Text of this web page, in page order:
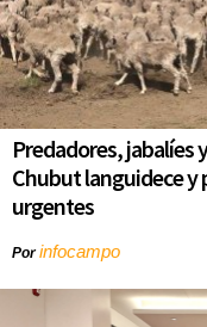
Predadores, jabalíes
Chubut languidece
urgentes
Porinfocampo